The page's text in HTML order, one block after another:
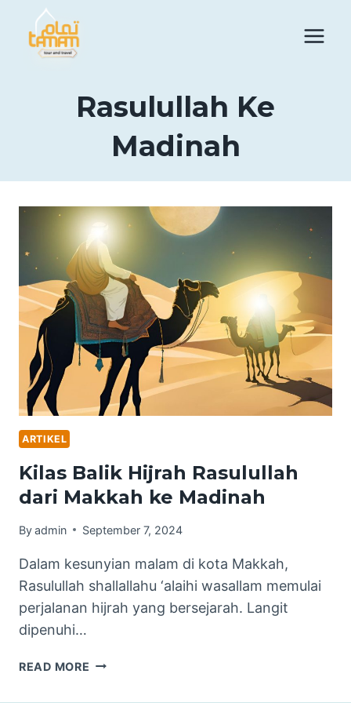
content
Rasulullah Ke
Madinah
ARTIKEL
Kilas Balik Hijrah Rasulullah
dari Makkah ke Madinah
Byadmin September 7, 2024
Dalam kesunyian malam di kota Makkah,
Rasulullah shallallahu ‘alaihi wasallam memulai
perjalanan hijrah yang bersejarah. Langit
dipenuhi…
READ MORE KILAS
HIJRAH